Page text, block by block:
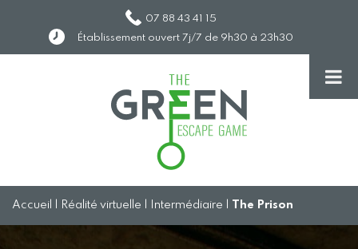
07 88 43 41 15
Établissement ouvert 7j/7 de 9h30 à 23h30
Accueil Réalité virtuelle Intermédiaire The Prison